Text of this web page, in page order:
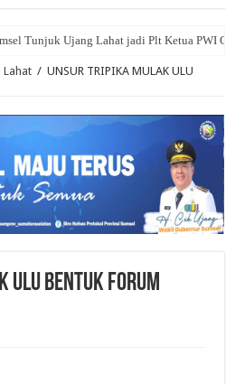
Tunjuk Ujang Lahat jadi Plt Ketua PWI
Lahat / UNSUR TRIPIKA MULAK ULU
ULU BENTUK FORUM